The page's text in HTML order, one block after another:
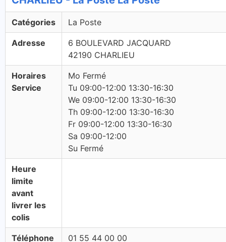
Catégories La Poste
Adresse
6 BOULEVARD JACQUARD
42190 CHARLIEU
Horaires
Service
Mo Fermé
Tu 09:00-12:00 13:30-16:30
We 09:00-12:00 13:30-16:30
Th 09:00-12:00 13:30-16:30
Fr 09:00-12:00 13:30-16:30
Sa 09:00-12:00
Su Fermé
Heure
limite
avant
livrer les
colis
Téléphone 01 55 44 00 00